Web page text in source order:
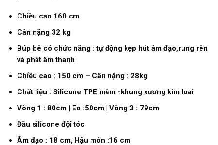
Chiều cao 160 cm
Cân nặng 32 kg
Búp bê có chức năng : tự động kẹp hút âm đạo,rung rên
và phát âm thanh
Chiều cao : 150 cm – Cân nặng : 28kg
Chất liệu : Silicone TPE mềm -khung xương kim loai
Vòng 1 : 80cm | Eo :50cm | Vòng 3 : 79cm
Đầu silicone đội tóc
Âm đạo : 18 cm, Hậu môn :16 cm